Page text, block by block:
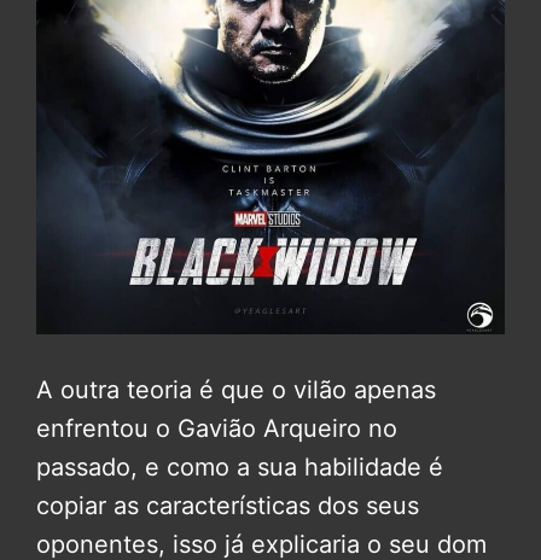
A outra teoria é que o vilão apenas
enfrentou o Gavião Arqueiro no
passado, e como a sua habilidade é
copiar as características dos seus
oponentes, isso já explicaria o seu dom